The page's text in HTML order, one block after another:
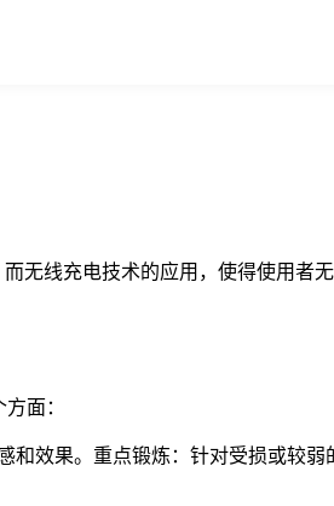
无线充电技术的应用，使得使用者
面：
和效果。重点锻炼：针对受损或较弱